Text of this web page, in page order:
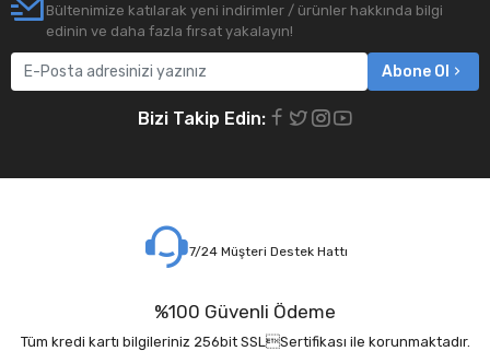
Bültenimize katılarak yeni indirimler / ürünler hakkında bilgi
edinin ve daha fazla fırsat yakalayın!
Abone Ol
Bizi Takip Edin:
7/24 Müşteri Destek Hattı
%100 Güvenli Ödeme
Tüm kredi kartı bilgileriniz 256bit SSLSertifikası ile korunmaktadır.